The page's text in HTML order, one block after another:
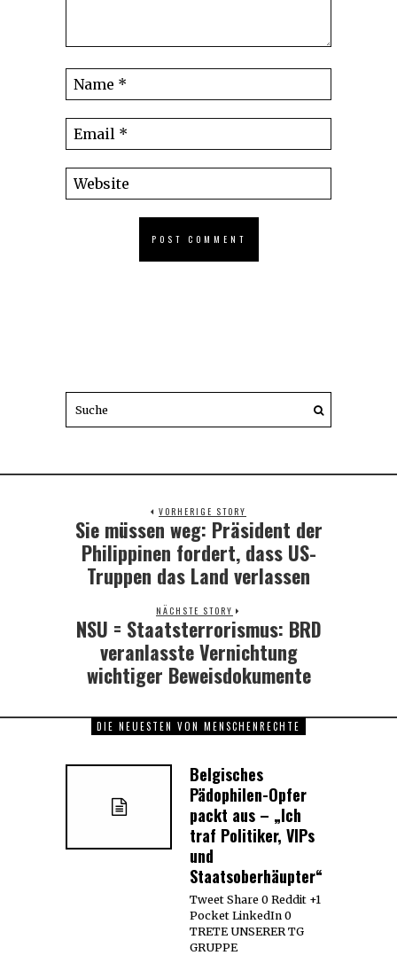
VORHERIGE STORY
Previous
post:
Sie müssen weg: Präsident der
Philippinen fordert, dass US-
Truppen das Land verlassen
NÄCHSTE STORY
Next
post:
NSU = Staatsterrorismus: BRD
veranlasste Vernichtung
wichtiger Beweisdokumente
DIE NEUESTEN VON MENSCHENRECHTE
Belgisches
Pädophilen-Opfer
packt aus – „Ich
traf Politiker, VIPs
und
Staatsoberhäupter“
Tweet Share 0 Reddit +1
Pocket LinkedIn 0
TRETE UNSERER TG
GRUPPE